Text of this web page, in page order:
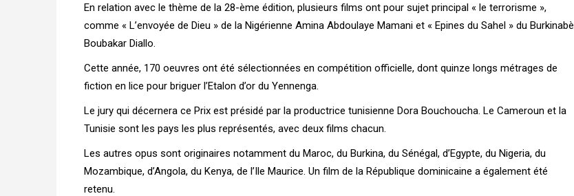
En relation avec le thème de la 28-ème édition, plusieurs films ont pour sujet principal « le terrorisme »,
comme « L’envoyée de Dieu » de la Nigérienne Amina Abdoulaye Mamani et « Epines du Sahel » du Burkinabè
Boubakar Diallo.
Cette année, 170 oeuvres ont été sélectionnées en compétition officielle, dont quinze longs métrages de
fiction en lice pour briguer l’Etalon d’or du Yennenga.
Le jury qui décernera ce Prix est présidé par la productrice tunisienne Dora Bouchoucha. Le Cameroun et la
Tunisie sont les pays les plus représentés, avec deux films chacun.
Les autres opus sont originaires notamment du Maroc, du Burkina, du Sénégal, d’Egypte, du Nigeria, du
Mozambique, d’Angola, du Kenya, de l’Ile Maurice. Un film de la République dominicaine a également été
retenu.